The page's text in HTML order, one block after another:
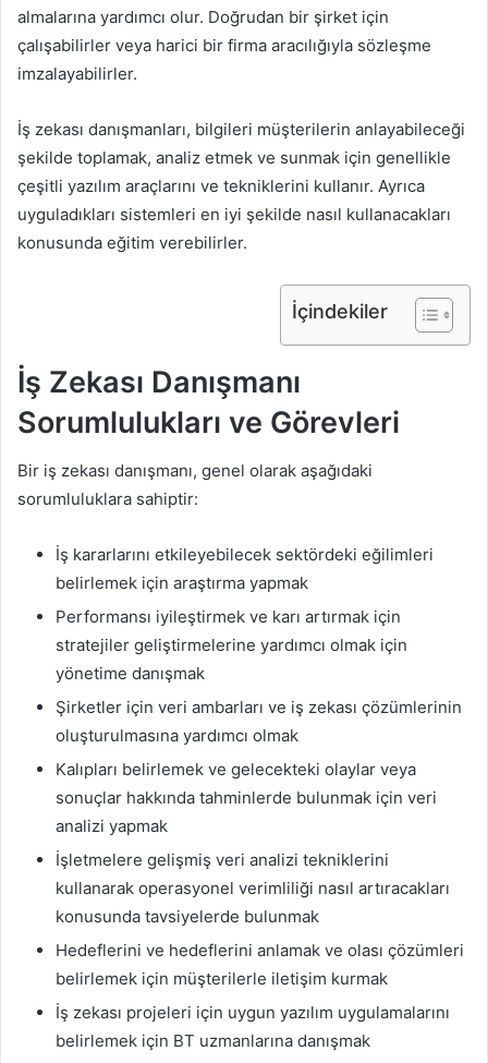
almalarına yardımcı olur. Doğrudan bir şirket için
çalışabilirler veya harici bir firma aracılığıyla sözleşme
imzalayabilirler.
İş zekası danışmanları, bilgileri müşterilerin anlayabileceği
şekilde toplamak, analiz etmek ve sunmak için genellikle
çeşitli yazılım araçlarını ve tekniklerini kullanır. Ayrıca
uyguladıkları sistemleri en iyi şekilde nasıl kullanacakları
konusunda eğitim verebilirler.
İçindekiler
İş Zekası Danışmanı
Sorumlulukları ve Görevleri
Bir iş zekası danışmanı, genel olarak aşağıdaki
sorumluluklara sahiptir:
İş kararlarını etkileyebilecek sektördeki eğilimleri
belirlemek için araştırma yapmak
Performansı iyileştirmek ve karı artırmak için
stratejiler geliştirmelerine yardımcı olmak için
yönetime danışmak
Şirketler için veri ambarları ve iş zekası çözümlerinin
oluşturulmasına yardımcı olmak
Kalıpları belirlemek ve gelecekteki olaylar veya
sonuçlar hakkında tahminlerde bulunmak için veri
analizi yapmak
İşletmelere gelişmiş veri analizi tekniklerini
kullanarak operasyonel verimliliği nasıl artıracakları
konusunda tavsiyelerde bulunmak
Hedeflerini ve hedeflerini anlamak ve olası çözümleri
belirlemek için müşterilerle iletişim kurmak
İş zekası projeleri için uygun yazılım uygulamalarını
belirlemek için BT uzmanlarına danışmak